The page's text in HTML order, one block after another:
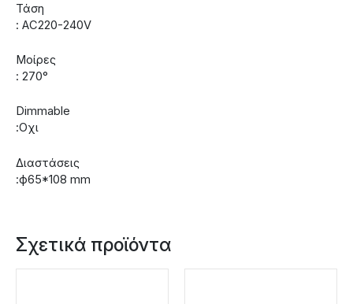
Τάση
: AC220-240V
Μοίρες
: 270°
Dimmable
:Οχι
Διαστάσεις
:ф65*108 mm
Σχετικά προϊόντα